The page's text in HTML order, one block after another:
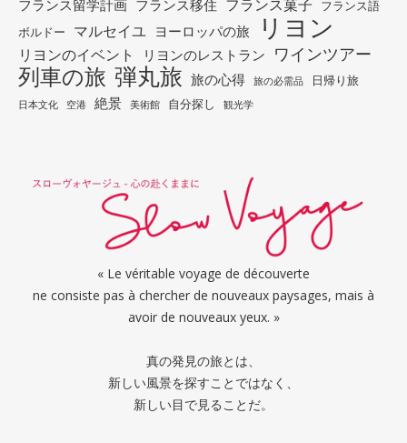
フランス留学計画 フランス移住 フランス菓子
フランス語
ボルドー
マルセイユ ヨーロッパの旅 リヨン
リヨンのイベント リヨンのレストラン ワインツアー
列車の旅 弾丸旅 旅の心得 旅の必需品 日帰り旅
日本文化 空港 絶景 美術館 自分探し 観光学
« Le véritable voyage de découverte
ne consiste pas à chercher de nouveaux paysages, mais à
avoir de nouveaux yeux. »
真の発見の旅とは、
新しい風景を探すことではなく、
新しい目で見ることだ。